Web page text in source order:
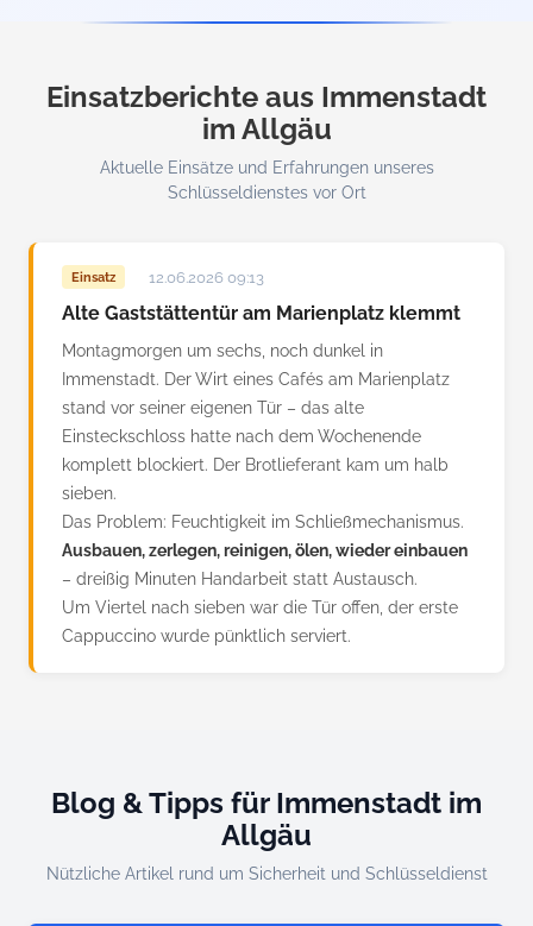
Einsatzberichte aus Immenstadt
im Allgäu
Aktuelle Einsätze und Erfahrungen unseres
Schlüsseldienstes vor Ort
Einsatz 12.06.2026 09:13
Alte Gaststättentür am Marienplatz klemmt
Montagmorgen um sechs, noch dunkel in
Immenstadt. Der Wirt eines Cafés am Marienplatz
stand vor seiner eigenen Tür – das alte
Einsteckschloss hatte nach dem Wochenende
komplett blockiert. Der Brotlieferant kam um halb
sieben.
Das Problem: Feuchtigkeit im Schließmechanismus.
Ausbauen, zerlegen, reinigen, ölen, wieder einbauen
– dreißig Minuten Handarbeit statt Austausch.
Um Viertel nach sieben war die Tür offen, der erste
Cappuccino wurde pünktlich serviert.
Blog & Tipps für Immenstadt im
Allgäu
Nützliche Artikel rund um Sicherheit und Schlüsseldienst